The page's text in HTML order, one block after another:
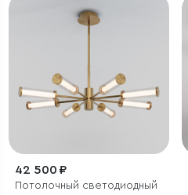
42 500 ₽
Потолочный светодиодный